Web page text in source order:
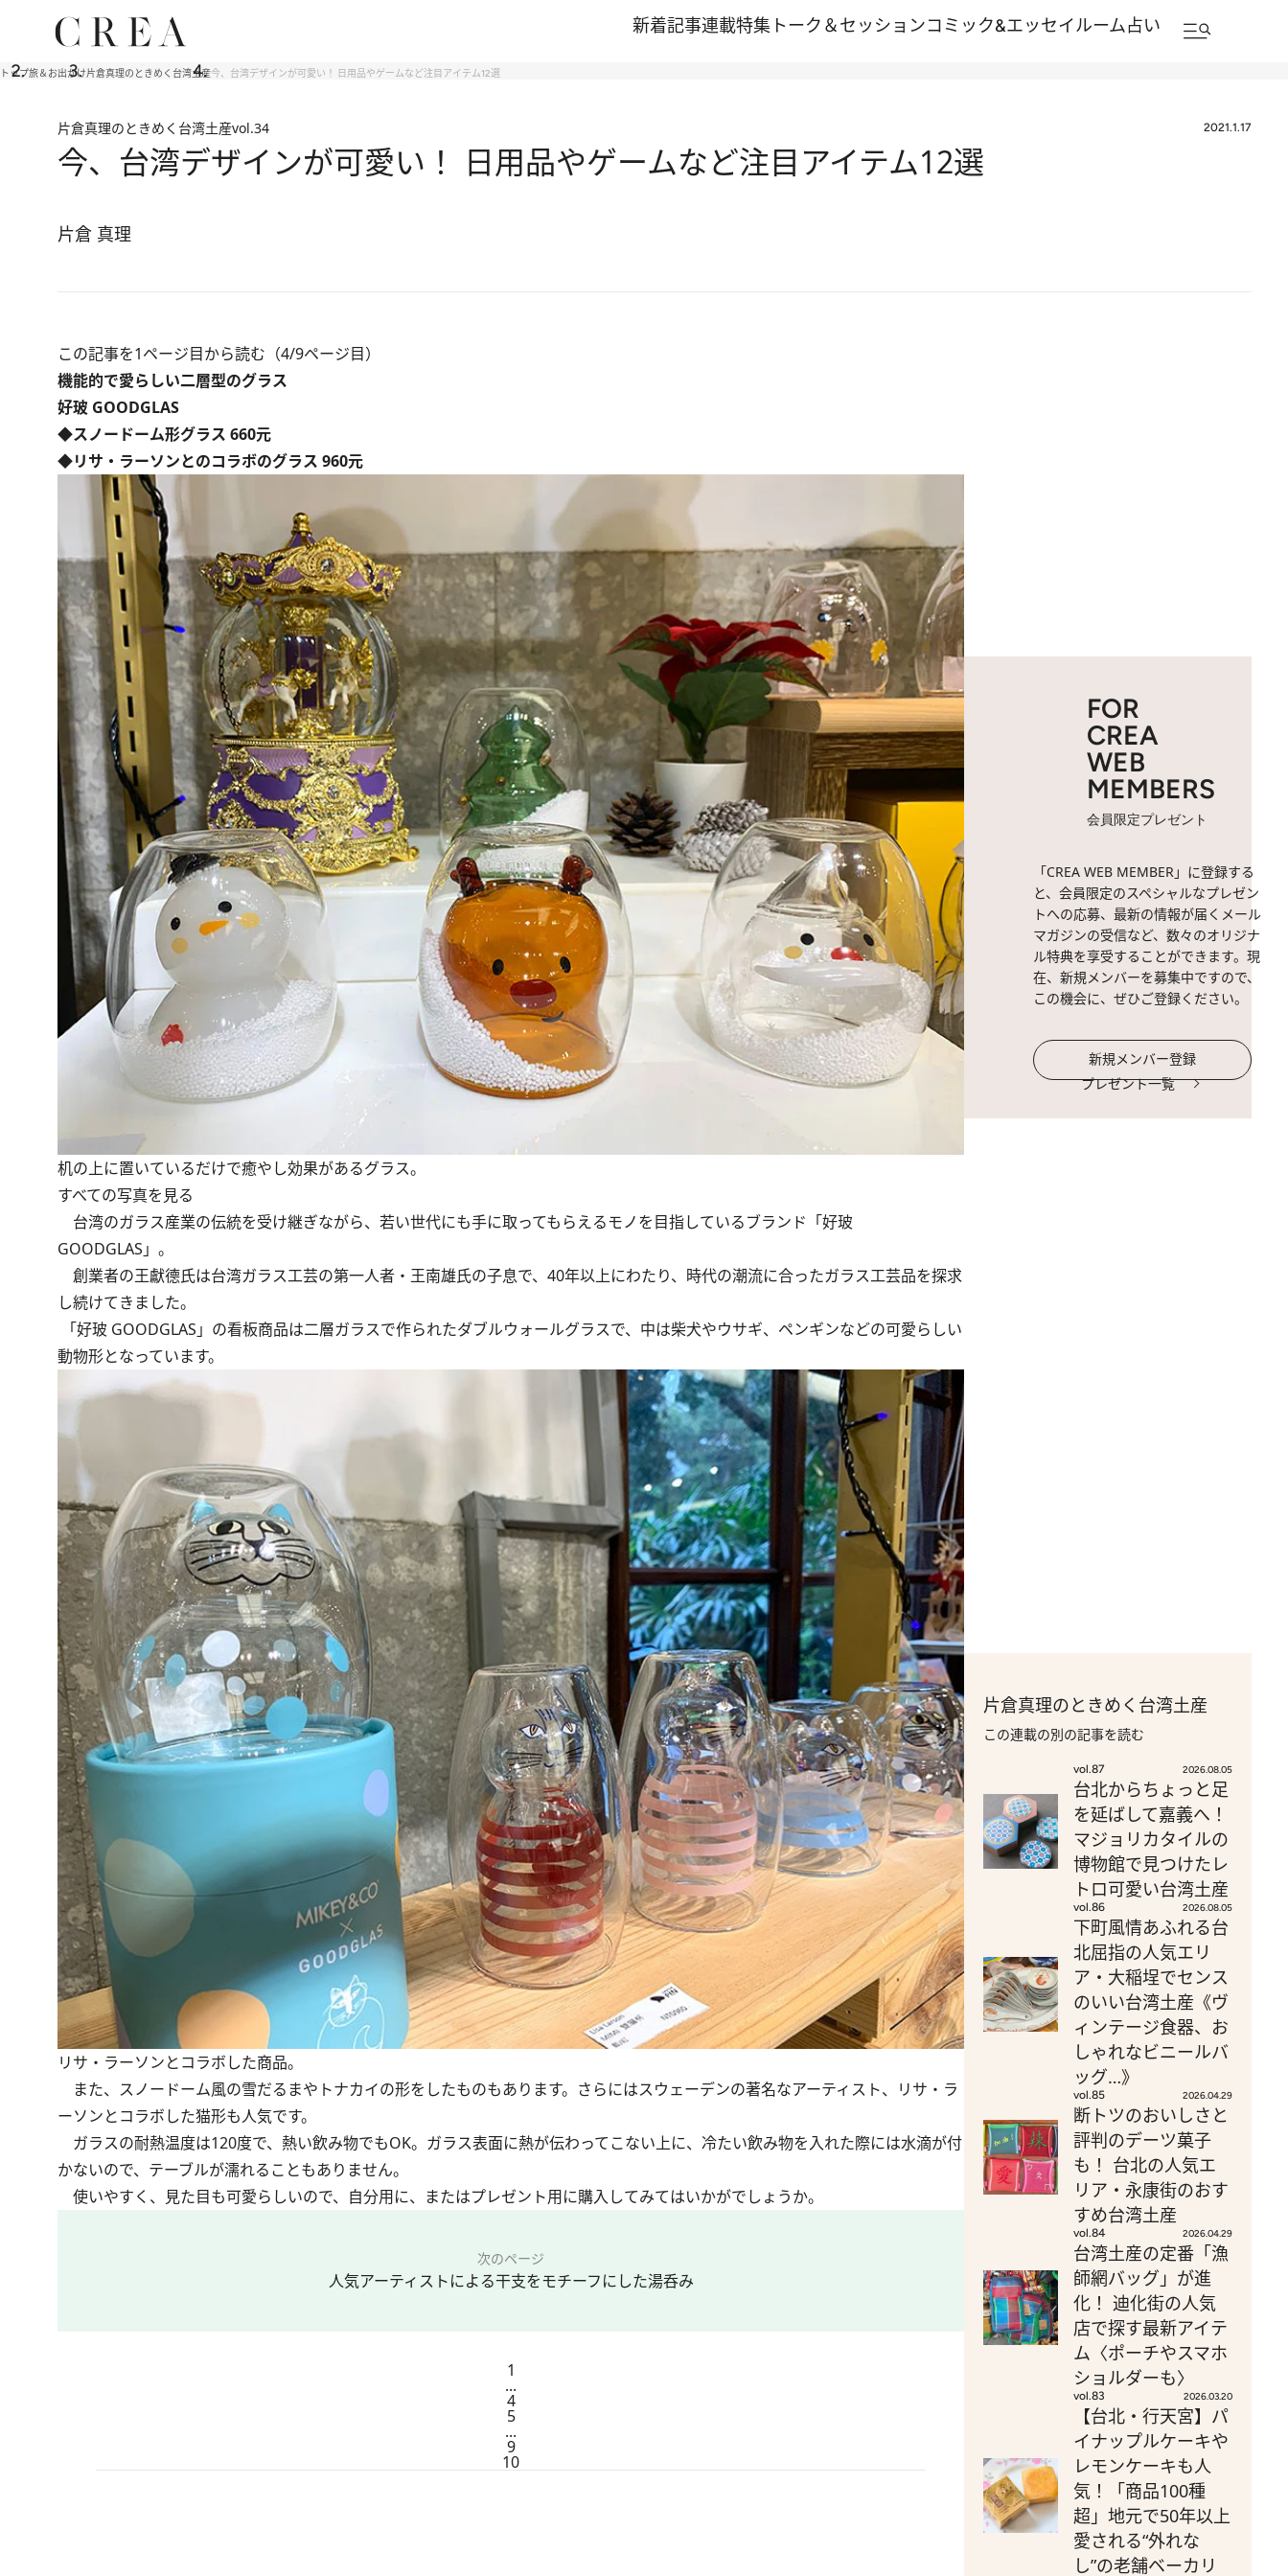
新着記事連載特集 トーク＆セッションコミック&エッセイルーム占い
トップ旅＆お出かけ片倉真理のときめく台湾土産今、台湾デザインが可愛い！ 日用品やゲームなど注目アイテム12選
片倉真理のときめく台湾土産vol.34 2021.1.17
今、台湾デザインが可愛い！ 日用品やゲームなど注目アイテム12選
片倉 真理
この記事を1ページ目から読む（4/9ページ目）
機能的で愛らしい二層型のグラス
好玻 GOODGLAS
◆スノードーム形グラス 660元
◆リサ・ラーソンとのコラボのグラス 960元
机の上に置いているだけで癒やし効果があるグラス。
すべての写真を見る
台湾のガラス産業の伝統を受け継ぎながら、若い世代にも手に取ってもらえるモノを目指しているブランド「好玻
GOODGLAS」。
創業者の王獻德氏は台湾ガラス工芸の第一人者・王南雄氏の子息で、40年以上にわたり、時代の潮流に合ったガラス工芸品を探求
し続けてきました。
「好玻 GOODGLAS」の看板商品は二層ガラスで作られたダブルウォールグラスで、中は柴犬やウサギ、ペンギンなどの可愛らしい
動物形となっています。
リサ・ラーソンとコラボした商品。
また、スノードーム風の雪だるまやトナカイの形をしたものもあります。さらにはスウェーデンの著名なアーティスト、リサ・ラ
ーソンとコラボした猫形も人気です。
ガラスの耐熱温度は120度で、熱い飲み物でもOK。ガラス表面に熱が伝わってこない上に、冷たい飲み物を入れた際には水滴が付
かないので、テーブルが濡れることもありません。
使いやすく、見た目も可愛らしいので、自分用に、またはプレゼント用に購入してみてはいかがでしょうか。
次のページ
人気アーティストによる干支をモチーフにした湯呑み
1
...
4
5
...
9
10
FOR
CREA
WEB
MEMBERS
会員限定プレゼント
「CREA WEB MEMBER」に登録する
と、会員限定のスペシャルなプレゼン
トへの応募、最新の情報が届くメール
マガジンの受信など、数々のオリジナ
ル特典を享受することができます。現
在、新規メンバーを募集中ですので、
この機会に、ぜひご登録ください。
新規メンバー登録
プレゼント一覧
片倉真理のときめく台湾土産
この連載の別の記事を読む
vol.87 2026.08.05
台北からちょっと足
を延ばして嘉義へ！
マジョリカタイルの
博物館で見つけたレ
トロ可愛い台湾土産
vol.86 2026.08.05
下町風情あふれる台
北屈指の人気エリ
ア・大稲埕でセンス
のいい台湾土産《ヴ
ィンテージ食器、お
しゃれなビニールバ
ッグ…》
vol.85 2026.04.29
断トツのおいしさと
評判のデーツ菓子
も！ 台北の人気エ
リア・永康街のおす
すめ台湾土産
vol.84 2026.04.29
台湾土産の定番「漁
師網バッグ」が進
化！ 迪化街の人気
店で探す最新アイテ
ム〈ポーチやスマホ
ショルダーも〉
vol.83 2026.03.20
【台北・行天宮】パ
イナップルケーキや
レモンケーキも人
気！「商品100種
超」地元で50年以上
愛される“外れな
し”の老舗ベーカリ